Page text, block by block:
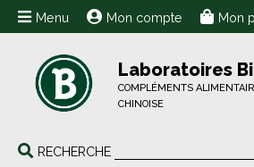
Laboratoires
COMPLÉMENTS
CHINOISE
RECHERCHE
Menu Mon compte Mon